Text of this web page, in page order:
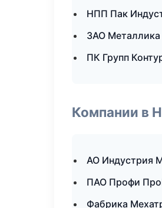
НПП Пак
ЗАО
ПК Групп
Компании в
АО Индустрия
ПАО Профи
Фабрика